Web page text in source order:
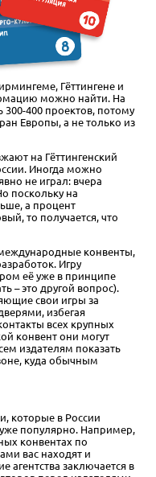
Гёттингене и
можно найти. На
400 проектов, потому
Европы, а не только из
на Гёттингенский
Иногда можно
не играл: вчера
поскольку на
а процент
то получается, что
конвенты,
Игру
её уже в принципе
– это другой вопрос).
свои игры за
избегая
всех крупных
конвент они могут
издателям показать
куда обычным
которые в России
популярно. Например,
конвентах по
вас находят и
агентства заключается в